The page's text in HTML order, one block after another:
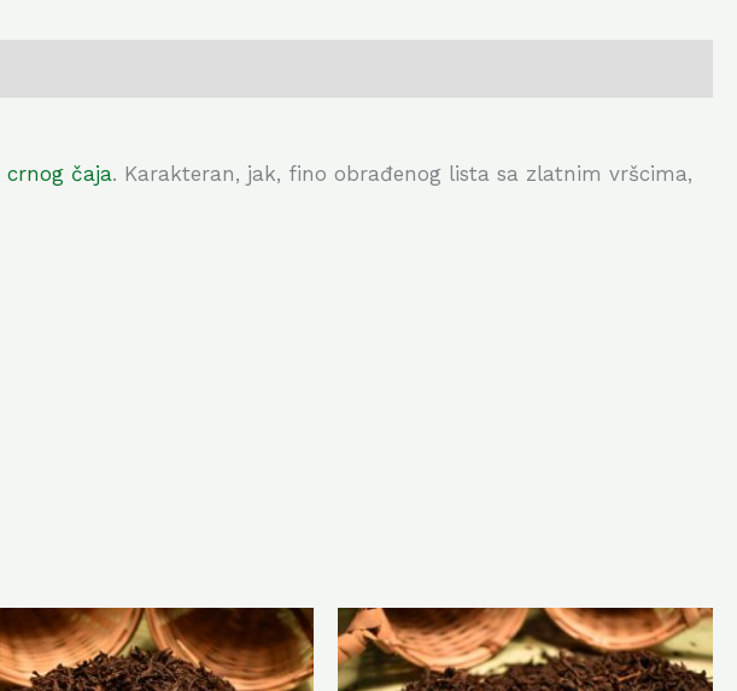
crnog čaja. Karakteran, jak, fino obrađenog lista sa zlatnim vršcima,
proizvod
Ovaj
proizvod